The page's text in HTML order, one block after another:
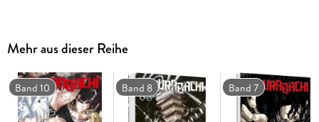
Hokazono steigert das Tempo noch einmal: Täuschung,
atemberaubendem Rhythmus ab. Wer glaubt, die Fronten zu
kennen, wird überrascht - denn in diesem Band verschieben
sich die Kräfteverhältnisse grundlegend.
Mehr aus dieser Reihe
Band 10 Band 8 Band 7